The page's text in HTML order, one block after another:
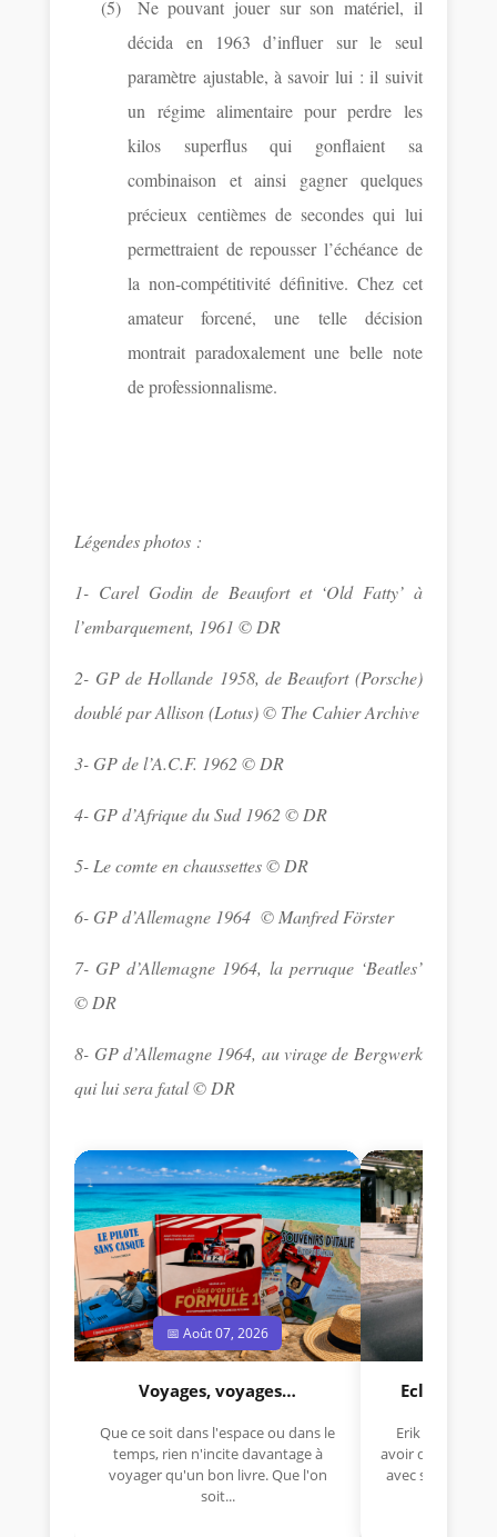
(5)
Ne pouvant jouer sur son matériel, il
décida en 1963 d’influer sur le seul
paramètre ajustable, à savoir lui : il suivit
un régime alimentaire pour perdre les
kilos superflus qui gonflaient sa
combinaison et ainsi gagner quelques
précieux centièmes de secondes qui lui
permettraient de repousser l’échéance de
la non-compétitivité définitive. Chez cet
amateur forcené, une telle décision
montrait paradoxalement une belle note
de professionnalisme.
Légendes photos :
1- Carel Godin de Beaufort et ‘Old Fatty’ à
l’embarquement, 1961 © DR
2- GP de Hollande 1958, de Beaufort (Porsche)
doublé par Allison (Lotus) © The Cahier Archive
3- GP de l’A.C.F. 1962 © DR
4- GP d’Afrique du Sud 1962 © DR
5- Le comte en chaussettes © DR
6- GP d’Allemagne 1964 © Manfred Förster
7- GP d’Allemagne 1964, la perruque ‘Beatles’
© DR
8- GP d’Allemagne 1964, au virage de Bergwerk
qui lui sera fatal © DR
📅 Août 07, 2026
Voyages, voyages…
Que ce soit dans l'espace ou dans le
temps, rien n'incite davantage à
voyager qu'un bon livre. Que l'on
soit...
Eclectica
Erik Comas,
avoir déjà
avec sa Lancia